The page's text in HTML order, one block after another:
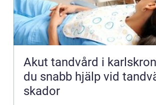
Akut tandvård i karlskrona så
du snabb hjälp vid
skador